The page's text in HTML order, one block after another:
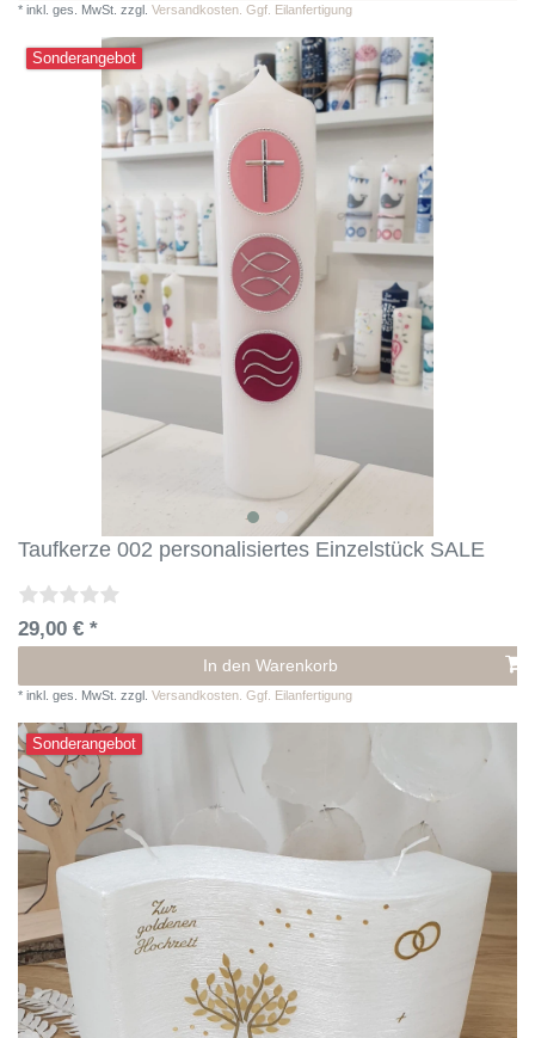
* inkl. ges. MwSt. zzgl. Versandkosten. Ggf. Eilanfertigung
Sonderangebot
Taufkerze 002 personalisiertes Einzelstück SALE
29,00 € *
In den Warenkorb
* inkl. ges. MwSt. zzgl. Versandkosten. Ggf. Eilanfertigung
Sonderangebot